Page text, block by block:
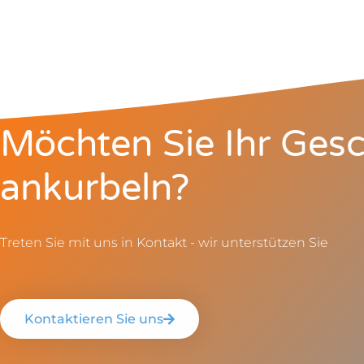
Möchten Sie Ihr
ankurbeln?
Treten Sie mit uns in Kontakt - wir unterstützen Sie
Kontaktieren Sie uns